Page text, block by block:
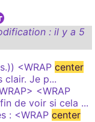
: il y a 5
<WRAP center
clair. Je p...
<WRAP
de voir si cela ...
: <WRAP center